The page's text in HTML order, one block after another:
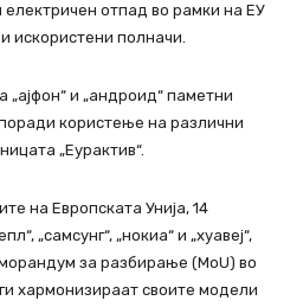
електричен отпад во рамки на ЕУ
искористени полначи.
„ајфон“ и „андроид“ паметни
користење на различни
„Еурактив“.
на Европската Унија, 14
„самсунг“, „нокиа“ и „хуавеј“,
за разбирање (MoU) во
хармонизираат своите модели